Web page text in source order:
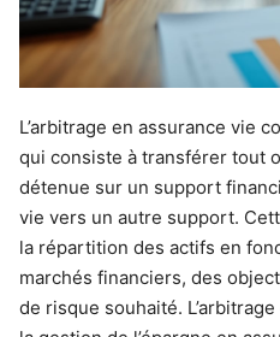
L’arbitrage en assurance vie
qui consiste à transférer tout
détenue sur un support
vie vers un autre support.
la répartition des actifs en
marchés financiers, des
de risque souhaité.